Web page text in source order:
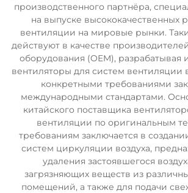
производственного партнёра,
на выпуске высококачественных
вентиляции на мировые рынки.
действуют в качестве
оборудования (OEM), разрабатывая
вентиляторы для систем вентиляции
конкретными требованиями
международными стандартами.
китайского поставщика
вентиляции по оригинальным
требованиям заключается в
систем циркуляции воздуха,
удаления застоявшегося
загрязняющих веществ из
помещений, а также для подачи